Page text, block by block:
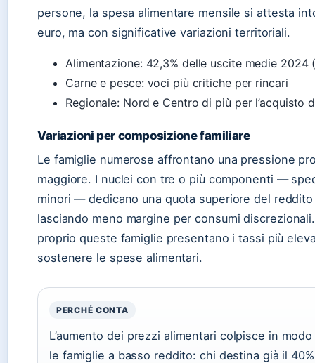
persone, la spesa alimentare mensile si attesta
euro, ma con significative variazioni territoriali.
Alimentazione: 42,3% delle uscite medie 2024
Carne e pesce: voci più critiche per rincari
Regionale: Nord e Centro di più per l’acquisto
Variazioni per composizione familiare
Le famiglie numerose affrontano una pressione
maggiore. I nuclei con tre o più componenti —
minori — dedicano una quota superiore del
lasciando meno margine per consumi discrezionali.
proprio queste famiglie presentano i tassi più
sostenere le spese alimentari.
PERCHÉ CONTA
L’aumento dei prezzi alimentari colpisce in
le famiglie a basso reddito: chi destina già il